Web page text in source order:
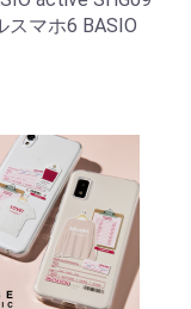
スマホ6 BASIO